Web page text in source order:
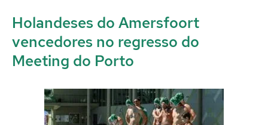
Holandeses do Amersfoort
vencedores no regresso do
Meeting do Porto